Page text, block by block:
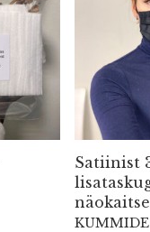
Satiinist
näokaitse